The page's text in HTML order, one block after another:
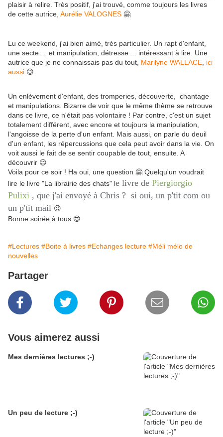
plaisir à relire. Très positif, j'ai trouvé, comme toujours les livres
de cette autrice, Aurélie VALOGNES 🤗
Lu ce weekend, j'ai bien aimé, très particulier. Un rapt d'enfant,
une secte ... et manipulation, détresse ... intéressant à lire. Une
autrice que je ne connaissais pas du tout, Marilyne WALLACE ici
aussi 😉
Un enlèvement d'enfant, des tromperies, découverte, chantage
et manipulations. Bizarre de voir que le même thème se retrouve
dans ce livre, ce n'était pas volontaire ! Par contre, c'est un sujet
totalement différent, avec encore et toujours la manipulation,
l'angoisse de la perte d'un enfant. Mais aussi, on parle du deuil
d'un enfant, les répercussions que cela peut avoir dans la vie. On
voit aussi le fait de se sentir coupable de tout, ensuite. A
découvrir 😉
Voila pour ce soir ! Ha oui, une question 🤗 Quelqu'un voudrait
lire le livre "La librairie des chats" le livre de Piergiorgio
Pulixi , que j'ai envoyé à Chris ? si oui, un p'tit com ou
un p'tit mail 😉
Bonne soirée à tous 😍
#Lectures #Boite à livres #Echanges lecture #Méli mélo de
nouvelles
Partager
Vous aimerez aussi
Mes dernières lectures ;-)
Un peu de lecture ;-)